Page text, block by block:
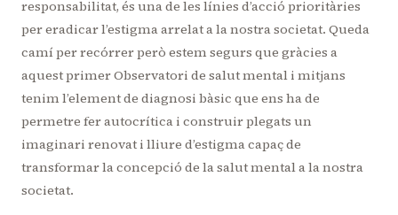
responsabilitat, és una de les línies d’acció prioritàries
per eradicar l’estigma arrelat a la nostra societat. Queda
camí per recórrer però estem segurs que gràcies a
aquest primer Observatori de salut mental i mitjans
tenim l’element de diagnosi bàsic que ens ha de
permetre fer autocrítica i construir plegats un
imaginari renovat i lliure d’estigma capaç de
transformar la concepció de la salut mental a la nostra
societat.